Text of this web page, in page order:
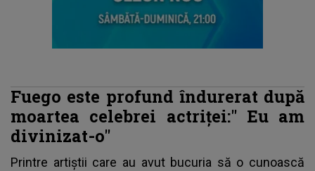
Fuego este profund îndurerat după
moartea celebrei actriței:" Eu am
divinizat-o"
Printre artiștii care au avut bucuria să o cunoască